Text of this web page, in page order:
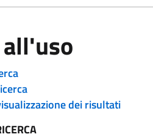
dei risultati